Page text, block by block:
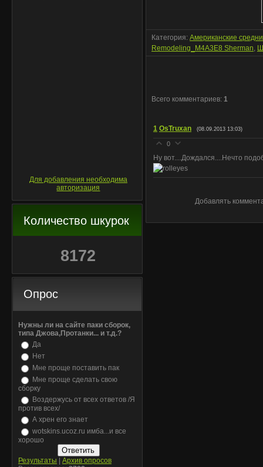
Для добавления необходима
авторизация
Количество шкурок
8172
Опрос
Нужны ли на сайте паки сборок,
типа Джова,Протанки... и т.д.?
Да
Нет
Мне проще поставить пак
Мне проще сделать свою
сборку
Воздержусь от всех ответов /Я
против всех/
А хрен его знает
wotskins.ucoz.ru имба...и все
хорошо
Результаты
Архив опросов
Категория: Американские
Remodeling_M4A3E8 Sherman,
Всего комментариев: 1
1 OsTruxan (08.09.2013 13:03)
0
Ну вот....Дождался....Нечто
Добавлять